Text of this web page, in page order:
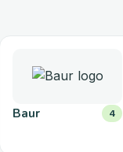
Baur 4